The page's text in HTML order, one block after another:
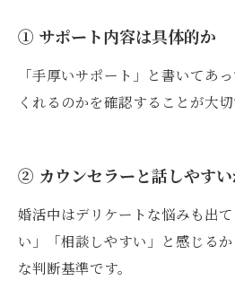
① サポート内容は具体的か
「手厚いサポート」と書いてあ
くれるのかを確認することが大切
② カウンセラーと話しやす
婚活中はデリケートな悩みも出
い」「相談しやすい」と感じる
な判断基準です。